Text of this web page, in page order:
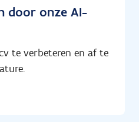
door onze AI-
te verbeteren en af te